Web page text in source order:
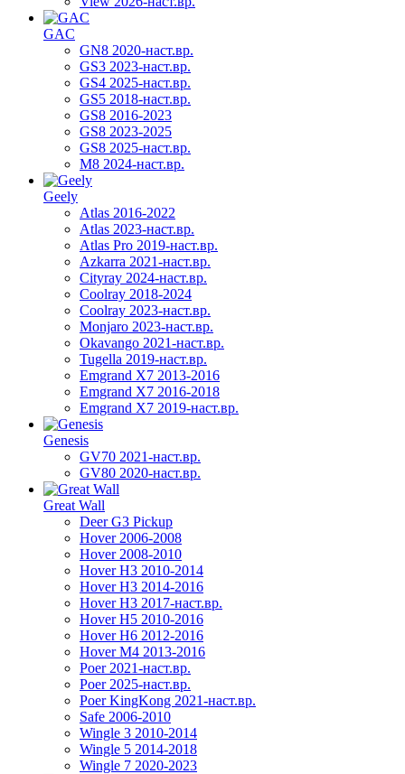
GAC
GN8 2020-наст.вр.
GS3 2023-наст.вр.
GS4 2025-наст.вр.
GS5 2018-наст.вр.
GS8 2016-2023
GS8 2023-2025
GS8 2025-наст.вр.
M8 2024-наст.вр.
Geely
Atlas 2016-2022
Atlas 2023-наст.вр.
Atlas Pro 2019-наст.вр.
Azkarra 2021-наст.вр.
Cityray 2024-наст.вр.
Coolray 2018-2024
Coolray 2023-наст.вр.
Monjaro 2023-наст.вр.
Okavango 2021-наст.вр.
Tugella 2019-наст.вр.
Emgrand Х7 2013-2016
Emgrand X7 2016-2018
Emgrand X7 2019-наст.вр.
Genesis
GV70 2021-наст.вр.
GV80 2020-наст.вр.
Great Wall
Deer G3 Pickup
Hover 2006-2008
Hover 2008-2010
Hover H3 2010-2014
Hover H3 2014-2016
Hover H3 2017-наст.вр.
Hover H5 2010-2016
Hover H6 2012-2016
Hover M4 2013-2016
Poer 2021-наст.вр.
Poer 2025-наст.вр.
Poer KingKong 2021-наст.вр.
Safe 2006-2010
Wingle 3 2010-2014
Wingle 5 2014-2018
Wingle 7 2020-2023